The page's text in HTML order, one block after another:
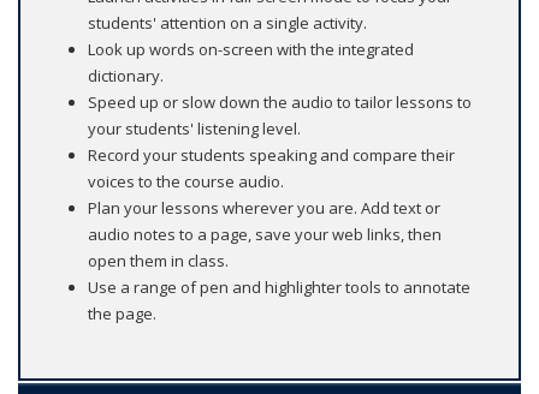
students' attention on a single activity.
Look up words on-screen with the integrated
dictionary.
Speed up or slow down the audio to tailor lessons to
your students' listening level.
Record your students speaking and compare their
voices to the course audio.
Plan your lessons wherever you are. Add text or
audio notes to a page, save your web links, then
open them in class.
Use a range of pen and highlighter tools to annotate
the page.